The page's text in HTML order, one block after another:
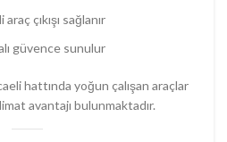
çıkışı sağlanır
güvence sunulur
hattında yoğun çalışan araçlar
avantajı bulunmaktadır.